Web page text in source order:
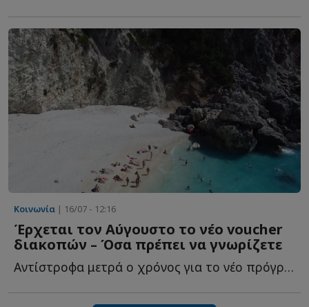
Κοινωνία | 16/07 - 12:16
Έρχεται τον Αύγουστο το νέο voucher
διακοπών – Όσα πρέπει να γνωρίζετε
Αντίστροφα μετρά ο χρόνος για το νέο πρόγραμμα «Τουρισμός γ...